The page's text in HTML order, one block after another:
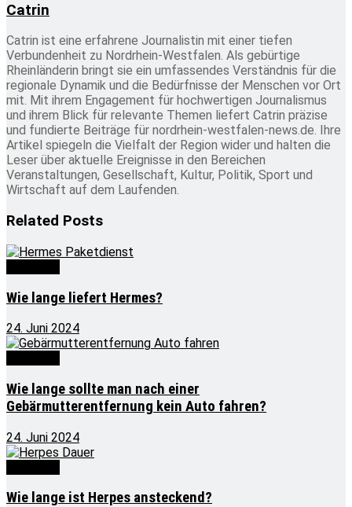
Catrin
Catrin ist eine erfahrene Journalistin mit einer tiefen
Verbundenheit zu Nordrhein-Westfalen. Als gebürtige
Rheinländerin bringt sie ein umfassendes Verständnis für die
regionale Dynamik und die Bedürfnisse der Menschen vor Ort
mit. Mit ihrem Engagement für hochwertigen Journalismus
und ihrem Blick für relevante Themen liefert Catrin präzise
und fundierte Beiträge für nordrhein-westfalen-news.de. Ihre
Artikel spiegeln die Vielfalt der Region wider und halten die
Leser über aktuelle Ereignisse in den Bereichen
Veranstaltungen, Gesellschaft, Kultur, Politik, Sport und
Wirtschaft auf dem Laufenden.
Related Posts
Wie lange liefert Hermes?
24. Juni 2024
Wie lange sollte man nach einer
Gebärmutterentfernung kein Auto fahren?
24. Juni 2024
Wie lange ist Herpes ansteckend?